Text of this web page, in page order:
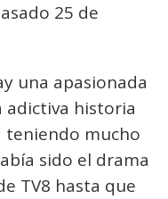
25 de
una apasionada
adictiva historia
teniendo mucho
sido el drama
TV8 hasta que